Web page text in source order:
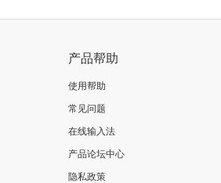
产品帮助
使用帮助
常见问题
在线输入法
产品论坛中心
隐私政策